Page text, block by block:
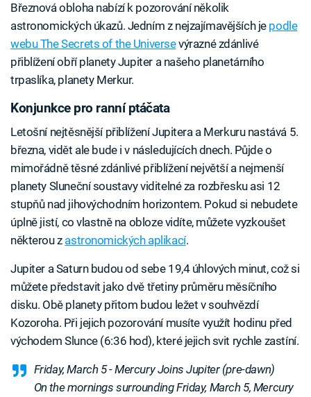
Březnová obloha nabízí k pozorování několik
astronomických úkazů. Jedním z nejzajímavějších je podle
webu The Secrets of the Universevýrazné zdánlivé
přiblížení obří planety Jupiter a našeho planetárního
trpaslíka, planety Merkur.
Konjunkce pro ranní ptáčata
Letošní nejtěsnější přiblížení Jupitera a Merkuru nastává 5.
března, vidět ale bude i v následujících dnech. Půjde o
mimořádně těsné zdánlivé přiblížení největší a nejmenší
planety Sluneční soustavy viditelné za rozbřesku asi 12
stupňů nad jihovýchodním horizontem. Pokud si nebudete
úplně jistí, co vlastně na obloze vidíte, můžete vyzkoušet
některou z astronomických aplikací.
Jupiter a Saturn budou od sebe 19,4 úhlových minut, což si
můžete představit jako dvě třetiny průměru měsíčního
disku. Obě planety přitom budou ležet v souhvězdí
Kozoroha. Při jejich pozorování musíte využít hodinu před
východem Slunce (6:36 hod), které jejich svit rychle zastíní.
Friday, March 5 - Mercury Joins Jupiter (pre-dawn)
On the mornings surrounding Friday, March 5, Mercury